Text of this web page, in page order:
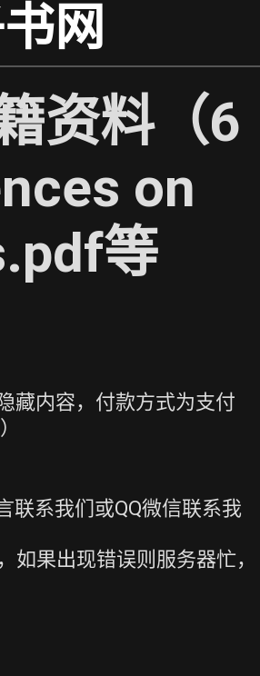
网
资料（6
on
等
藏内容，付款方式为支付
系我们或QQ微信联系我
果出现错误则服务器忙，